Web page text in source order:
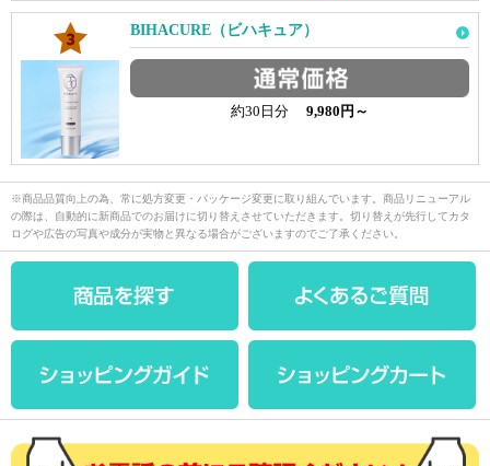
BIHACURE（ビハキュア）
約30日分 9,980円～
※商品品質向上の為、常に処方変更・パッケージ変更に取り組んでいます。商品リニューアル
の際は、自動的に新商品でのお届けに切り替えさせていただきます。切り替えが先行してカタ
ログや広告の写真や成分が実物と異なる場合がございますのでご了承ください。